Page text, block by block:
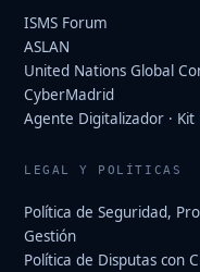
ISMS Forum
ASLAN
United Nations Global
CyberMadrid
Agente Digitalizador ·
LEGAL Y POLÍTICAS
Política de Seguridad,
Gestión
Política de Disputas con